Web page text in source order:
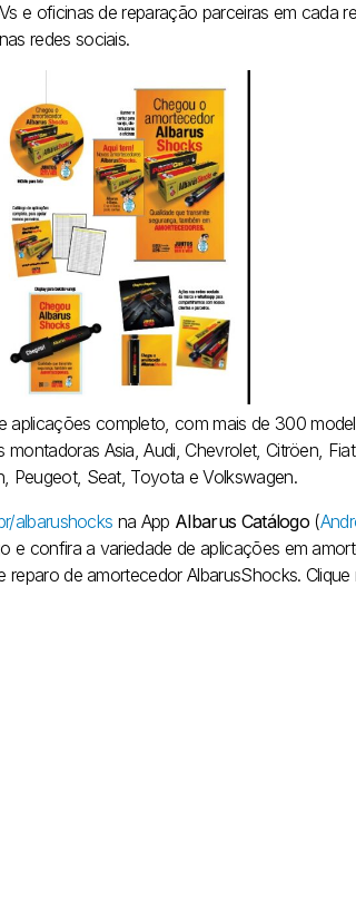
e oficinas de reparação parceiras em cada
redes sociais.
aplicações completo, com mais de 300
Asia, Audi, Chevrolet, Citröen,
Peugeot, Seat, Toyota e Volkswagen.
albarushocks na App Albarus Catálogo (
e confira a variedade de aplicações em
de amortecedor AlbarusShocks.